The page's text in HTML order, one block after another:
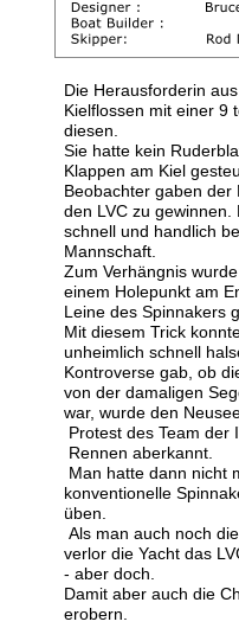
Die Herausforderin
Kielflossen mit einer 9
diesen.
Sie hatte kein
Klappen am Kiel
Beobachter gaben der
den LVC zu gewinnen.
schnell und handlich
Mannschaft.
Zum Verhängnis
einem Holepunkt am
Leine des Spinnakers
Mit diesem Trick
unheimlich schnell
Kontroverse gab, ob
von der damaligen
war, wurde den
Protest des Team der
Rennen aberkannt.
Man hatte dann nicht
konventionelle
üben.
Als man auch noch
verlor die Yacht das
- aber doch.
Damit aber auch die
erobern.